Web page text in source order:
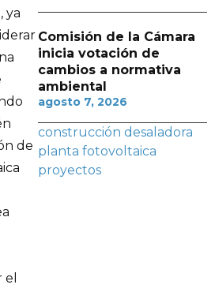
ya
de
Comisión de la Cámara
inicia votación de
cambios a normativa
ambiental
agosto 7, 2026
construcción desaladora
planta fotovoltaica
proyectos